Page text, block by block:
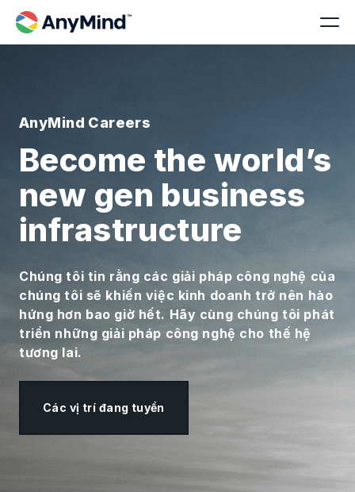
AnyMind Careers
Become the world’s
new gen business
infrastructure
Chúng tôi tin rằng các giải pháp công nghệ của
chúng tôi sẽ khiến việc kinh doanh trở nên hào
hứng hơn bao giờ hết. Hãy cùng chúng tôi phát
triển những giải pháp công nghệ cho thế hệ
tương lai.
Các vị trí đang tuyển